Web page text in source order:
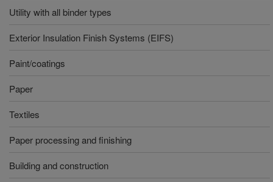
Utility with all binder types
Exterior Insulation Finish Systems (EIFS)
Paint/coatings
Paper
Textiles
Paper processing and finishing
Building and construction